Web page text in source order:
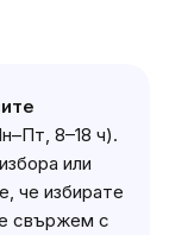
8–18 ч).
или
че избирате
свържем с